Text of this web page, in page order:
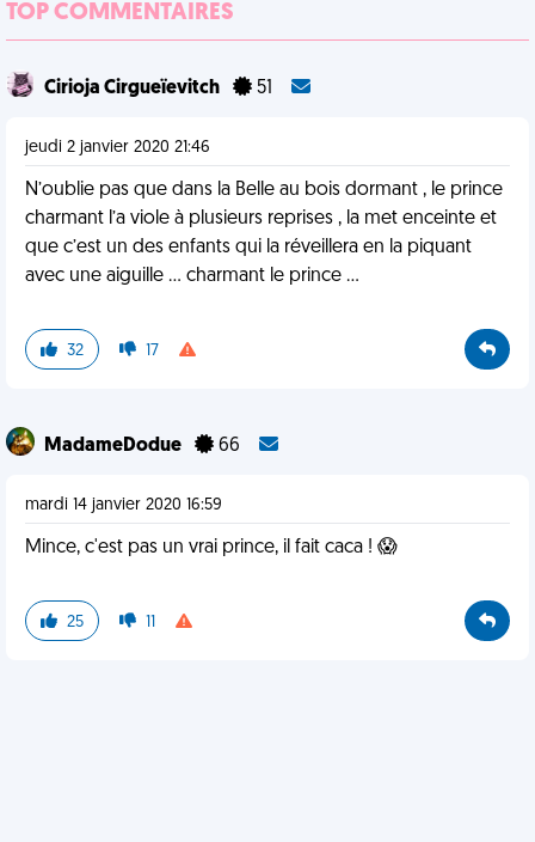
TOP COMMENTAIRES
Cirioja Cirgueïevitch 51
jeudi 2 janvier 2020 21:46
N’oublie pas que dans la Belle au bois dormant , le prince
charmant l’a viole à plusieurs reprises , la met enceinte et
que c’est un des enfants qui la réveillera en la piquant
avec une aiguille ... charmant le prince ...
32 17
MadameDodue 66
mardi 14 janvier 2020 16:59
Mince, c'est pas un vrai prince, il fait caca ! 😱
25 11